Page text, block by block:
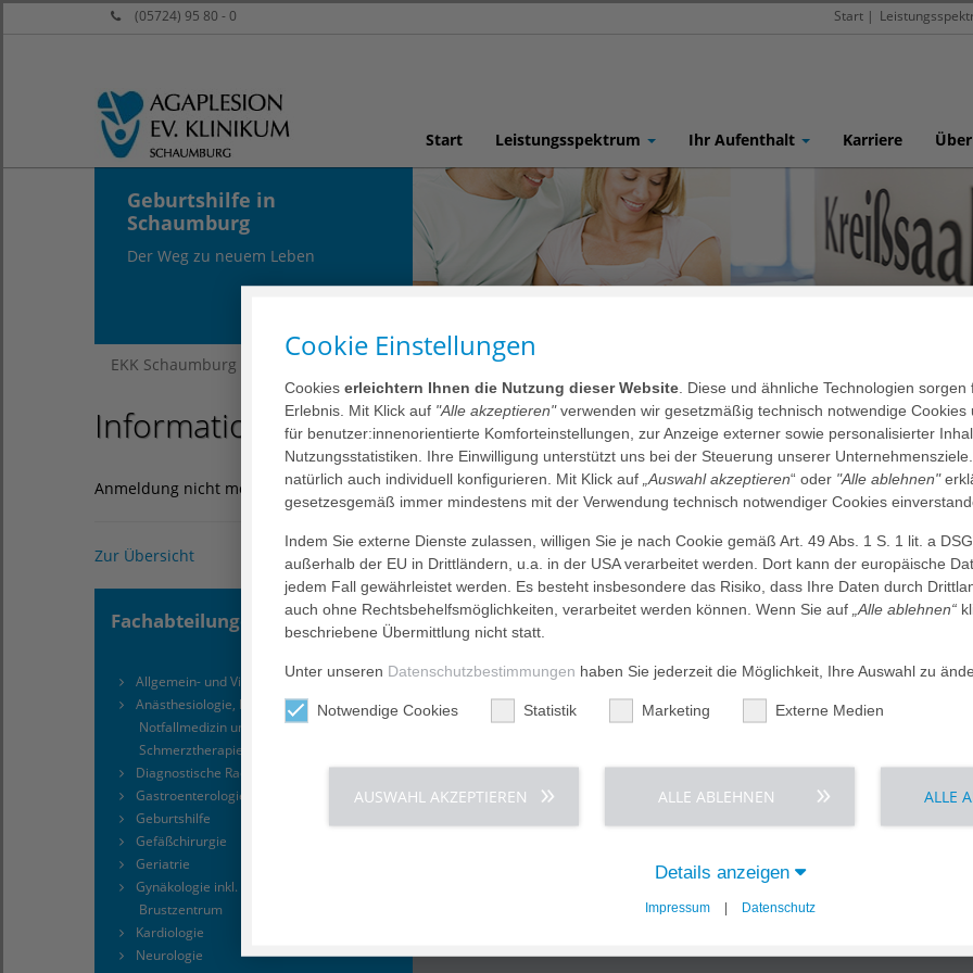
(05724) 95 80 - 0 Start |
Start Leistungsspektrum Ihr Aufenthalt Karriere
Geburtshilfe in
Schaumburg
Der Weg zu neuem Leben
EKK Schaumburg Weitere Schwerpunkte
Informationsabend für werdende Eltern (Oktober 2025, 18
Anmeldung nicht mehr möglichZur Veranstaltung
Zur Übersicht
Fachabteilungen
Allgemein- und Viszeralchirurgie
Anästhesiologie, Intensivmedizin,
Notfallmedizin und Spezielle
Schmerztherapie
Diagnostische Radiologie
Gastroenterologie
Geburtshilfe
Gefäßchirurgie
Geriatrie
Gynäkologie inkl. zertifiziertem
Brustzentrum
Kardiologie
Neurologie
Kompetenzzentren
Babyfreundliche Geburtsklinik
Brustzentrum
Chest Pain Unit
EndoProthetikZentrum Schaumburg
Herz-Lungen-Zentrum Schaumburg
Praxen und klinische
Ärztliche Bereitschaftsdienstpraxis
Labormedizin
Medizinisches
Cookie Einstellungen
Cookies erleichtern Ihnen die Nutzung dieser Website . Diese und ähnliche Technologien
Erlebnis. Mit Klick auf "Alle akzeptieren"verwenden wir gesetzmäßig technisch notwendige Cookies
für benutzer:innenorientierte Komforteinstellungen, zur Anzeige externer sowie personalisierter
Nutzungsstatistiken. Ihre Einwilligung unterstützt uns bei der Steuerung unserer
natürlich auch individuell konfigurieren. Mit Klick auf „Auswahl akzeptieren“ oder "Alle ablehnen"
gesetzesgemäß immer mindestens mit der Verwendung technisch notwendiger Cookies
Indem Sie externe Dienste zulassen, willigen Sie je nach Cookie gemäß Art. 49 Abs. 1 S. 1 lit. a
außerhalb der EU in Drittländern, u.a. in der USA verarbeitet werden. Dort kann der europäische
jedem Fall gewährleistet werden. Es besteht insbesondere das Risiko, dass Ihre Daten durch
auch ohne Rechtsbehelfsmöglichkeiten, verarbeitet werden können. Wenn Sie auf „Alle ablehnen“
beschriebene Übermittlung nicht statt.
Unter unseren Datenschutzbestimmungen haben Sie jederzeit die Möglichkeit, Ihre Auswahl zu
Notwendige Cookies Statistik Marketing Externe Medien
AUSWAHL AKZEPTIEREN ALLE ABLEHNEN ALLE
Details anzeigen
Impressum | Datenschutz